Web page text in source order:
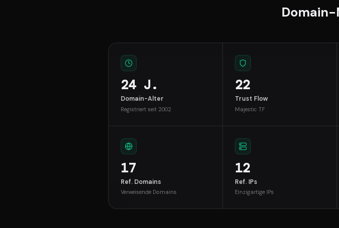
24 J.
Domain-Alter
Registriert seit 2002
22
Trust Flow
Majestic TF
17
Ref. Domains
Verweisende Domains
12
Ref. IPs
Einzigartige IPs